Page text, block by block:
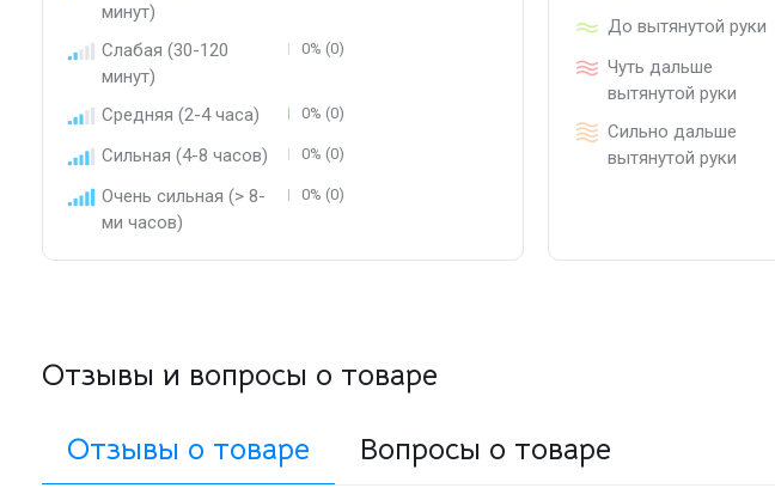
минут)
Слабая (30-120
минут)
0% (0)
Средняя (2-4 часа) 0% (0)
Сильная (4-8 часов) 0% (0)
Очень сильная (> 8-
ми часов)
0% (0)
До вытянутой руки
Чуть дальше
вытянутой руки
Сильно дальше
вытянутой руки
Отзывы и вопросы о товаре
Отзывы о товаре
Вопросы о товаре